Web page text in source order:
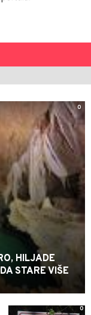
0
HILJADE
STARE VIŠE
0